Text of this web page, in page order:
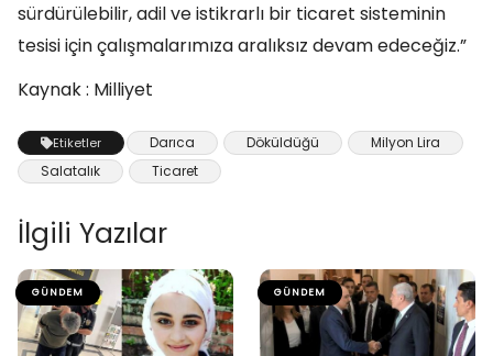
sürdürülebilir, adil ve istikrarlı bir ticaret sisteminin
tesisi için çalışmalarımıza aralıksız devam edeceğiz.”
Kaynak : Milliyet
Etiketler Darıca Döküldüğü
Milyon Lira
Salatalık
Ticaret
İlgili Yazılar
GÜNDEM GÜNDEM